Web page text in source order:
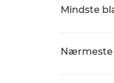
Mindste
Nærmeste